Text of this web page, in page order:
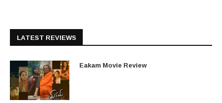
LATEST REVIEWS
Eakam Movie Review